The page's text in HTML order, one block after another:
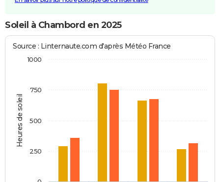
Soleil à Chambord en 2025
Heures de soleil
Source : Linternaute.com d'après Météo France
250
500
750
1000